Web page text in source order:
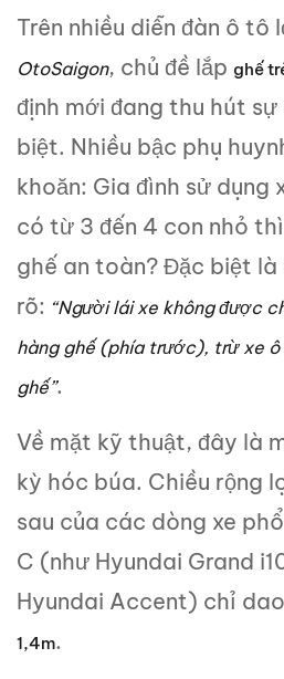
Trên nhiều diễn đàn ô tô
OtoSaigon, chủ đề lắp ghế
định mới đang thu hút
biệt. Nhiều bậc phụ
khoăn: Gia đình sử
có từ 3 đến 4 con nhỏ
ghế an toàn? Đặc biệt là
rõ: “Người lái xe không được
hàng ghế (phía trước), trừ xe
ghế”.
Về mặt kỹ thuật, đây là
kỳ hóc búa. Chiều rộng
sau của các dòng xe
C (như Hyundai Grand
Hyundai Accent) chỉ
1,4m.